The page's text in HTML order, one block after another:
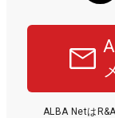
ALBA Netは